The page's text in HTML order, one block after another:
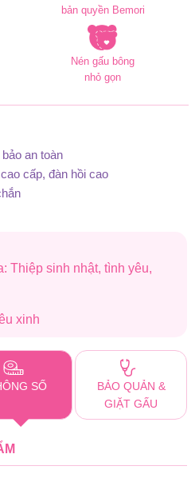
bản quyền Bemori
Nén gấu bông
nhỏ gọn
an toàn
cấp, đàn hồi cao
Thiệp sinh nhật, tình yêu,
xinh
SỐ
BẢO QUẢN &
GIẶT GẤU